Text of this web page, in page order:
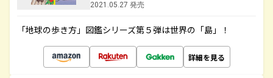
2021.05.27 発売
「地球の歩き方」図鑑シリーズ第５弾は世界の「島」！
詳細を見る